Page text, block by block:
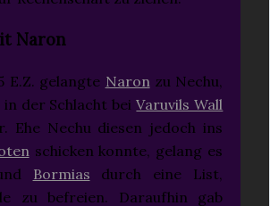
Naron
E.Z. gelangte Naronzu Nechu,
in der Schlacht beiVaruvils Wall
Ehe Nechu diesen jedoch ins
schicken konnte, gelang es
Bormias durch eine List,
zu befreien. Daraufhin gab